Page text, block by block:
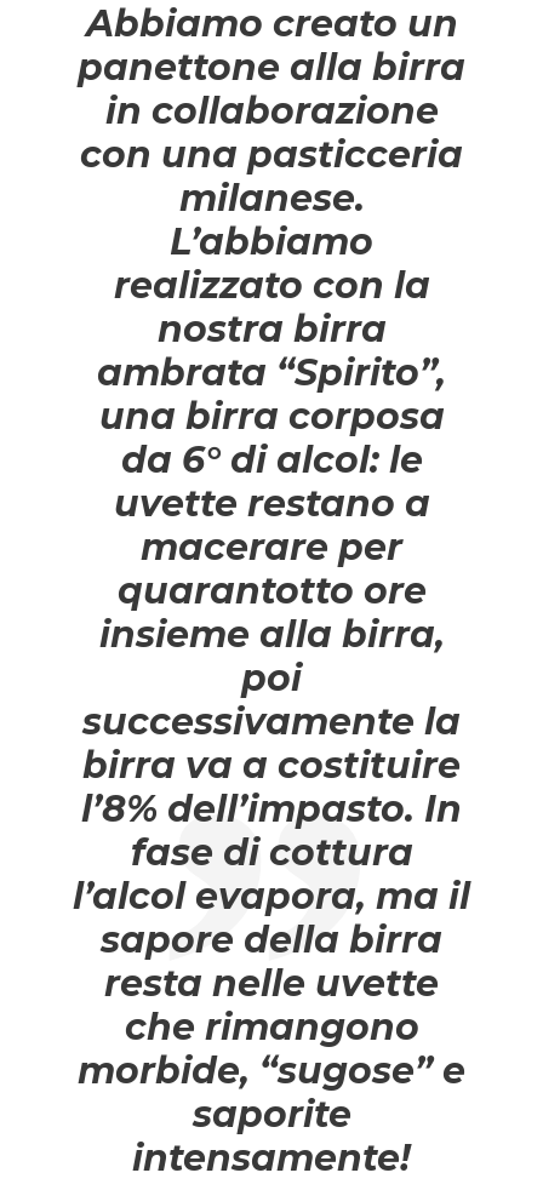
Abbiamo creato un
panettone alla birra
in collaborazione
con una pasticceria
milanese.
L’abbiamo
realizzato con la
nostra birra
ambrata “Spirito”,
una birra corposa
da 6° di alcol: le
uvette restano a
macerare per
quarantotto ore
insieme alla birra,
poi
successivamente la
birra va a costituire
l’8% dell’impasto. In
fase di cottura
l’alcol evapora, ma il
sapore della birra
resta nelle uvette
che rimangono
morbide, “sugose” e
saporite
intensamente!